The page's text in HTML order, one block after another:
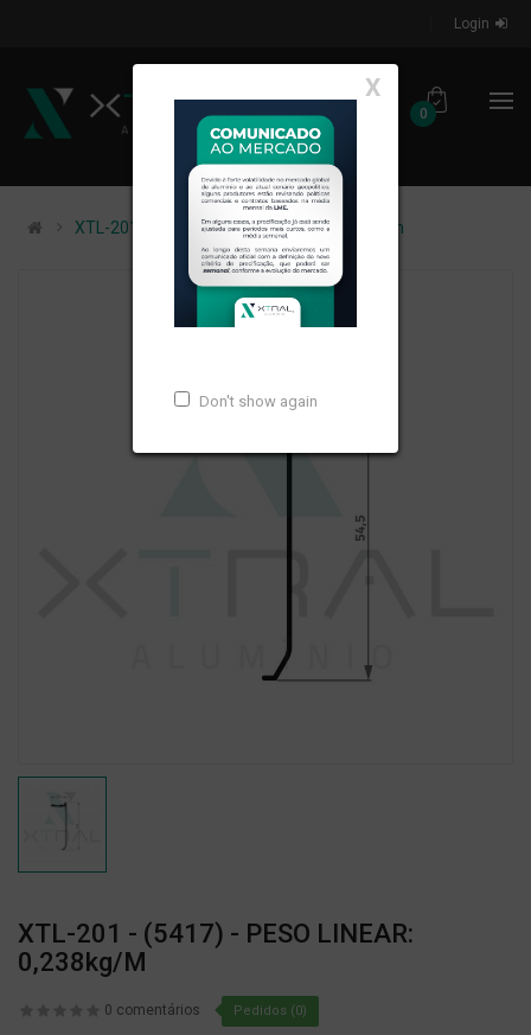
Login
0
X
Don't show again
XTL-201 - (5417) - PESO LINEAR: 0,238kg/m
XTL-201 - (5417) - PESO LINEAR:
0,238kg/m
0 comentários Pedidos (0)